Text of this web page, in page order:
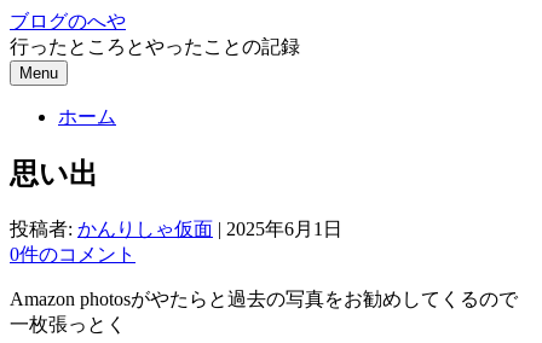
コ
ン
テ
ス
ッ
プ
ブログのへや
行ったところとやったことの記録
Menu
ホーム
思い出
投稿者: かんりしゃ仮面 | 2025年6月1日
0件のコメント
Amazon photosがやたらと過去の写真をお勧めしてくるので
一枚張っとく